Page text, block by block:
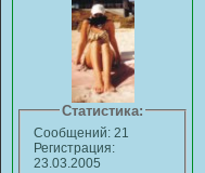
Статистика:
Сообщений: 21
Регистрация:
23.03.2005